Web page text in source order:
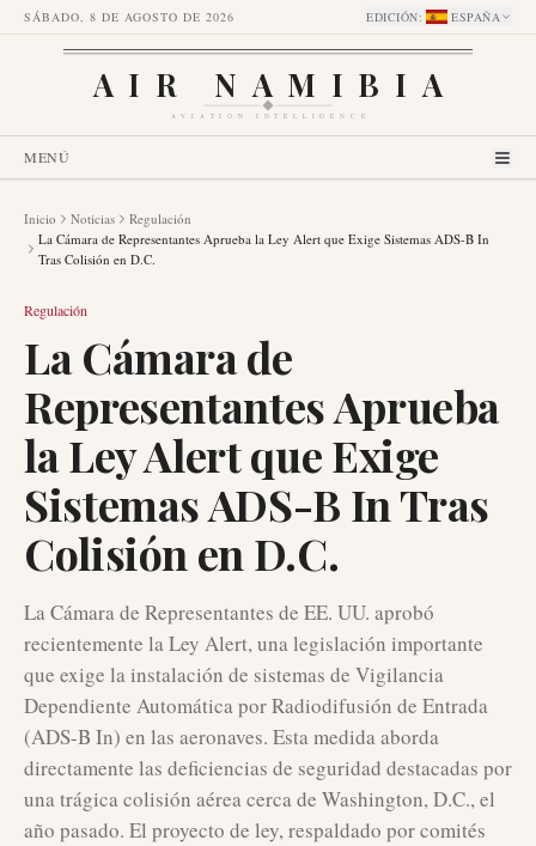
SÁBADO, 8 DE AGOSTO DE 2026 EDICIÓN: ESPAÑA
AIR NAMIBIA
AVIATION INTELLIGENCE
MENÚ
Inicio Noticias
Regulación
La Cámara de Representantes Aprueba la Ley Alert que Exige Sistemas ADS-B In
Tras Colisión en D.C.
Regulación
La Cámara de
Representantes Aprueba
la Ley Alert que Exige
Sistemas ADS-B In Tras
Colisión en D.C.
La Cámara de Representantes de EE. UU. aprobó
recientemente la Ley Alert, una legislación importante
que exige la instalación de sistemas de Vigilancia
Dependiente Automática por Radiodifusión de Entrada
(ADS-B In) en las aeronaves. Esta medida aborda
directamente las deficiencias de seguridad destacadas por
una trágica colisión aérea cerca de Washington, D.C., el
año pasado. El proyecto de ley, respaldado por comités